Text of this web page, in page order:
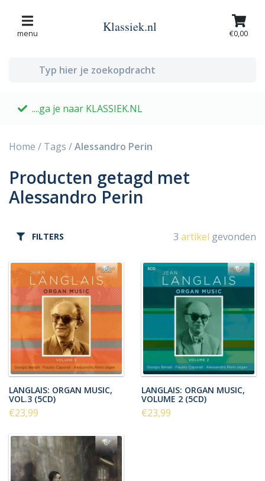
menu Klassiek.nl €0,00
....ga je naar KLASSIEK.NL
Home / Tags /Alessandro Perin
Producten getagd met
Alessandro Perin
FILTERS 3 artikel gevonden
LANGLAIS: ORGAN MUSIC,
VOL.3 (5CD)
€23,99
LANGLAIS: ORGAN MUSIC,
VOLUME 2 (5CD)
€23,99